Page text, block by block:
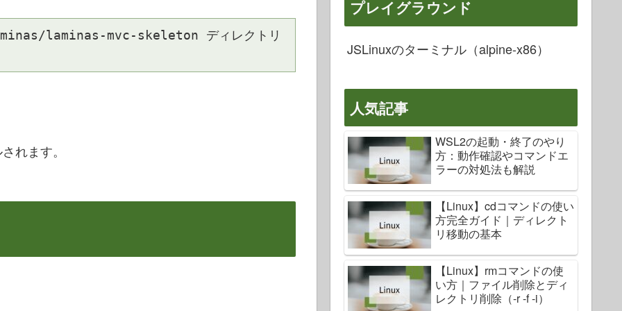
laminas-mvc-skeleton ディレクトリ
れます。
プレイグラウンド
JSLinuxのターミナル（alpine-x86）
人気記事
WSL2の起動・終了のやり
方：動作確認やコマンドエ
ラーの対処法も解説
【Linux】cdコマンドの使い
方完全ガイド｜ディレクト
リ移動の基本
【Linux】rmコマンドの使
い方｜ファイル削除とディ
レクトリ削除（-r -f -i）